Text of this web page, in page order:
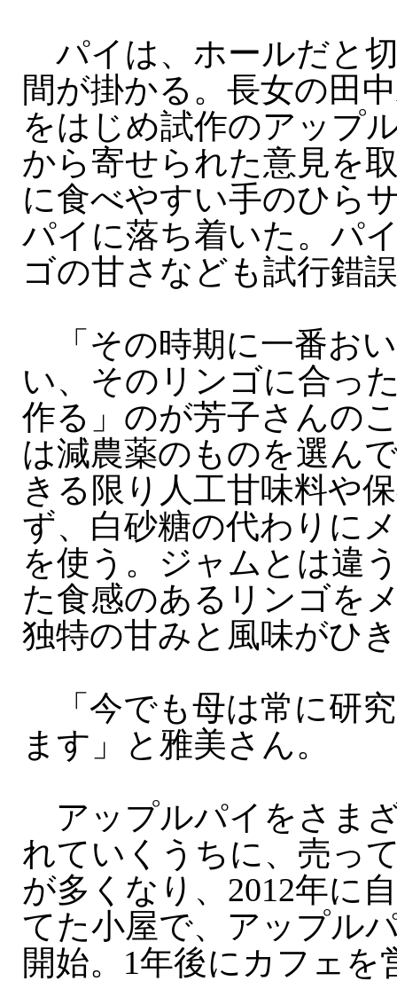
パイは、ホールだと
間が掛かる。長女の田
をはじめ試作のアップ
から寄せられた意見を
に食べやすい手のひら
パイに落ち着いた。パ
ゴの甘さなども試行錯
「その時期に一番お
い、そのリンゴに合っ
作る」のが芳子さんの
は減農薬のものを選ん
きる限り人工甘味料や
ず、白砂糖の代わりに
を使う。ジャムとは違
た食感のあるリンゴを
独特の甘みと風味がひ
「今でも母は常に研
ます」と雅美さん。
アップルパイをさま
れていくうちに、売っ
が多くなり、2012年に
てた小屋で、アップル
開始。1年後にカフェを